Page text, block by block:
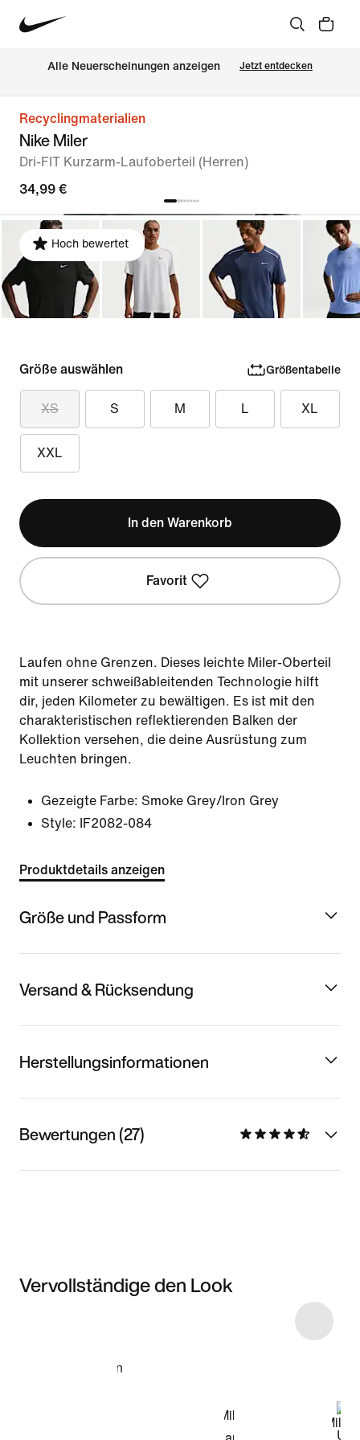
Alle Neuerscheinungen anzeigen Jetzt entdecken
Recyclingmaterialien
Nike Miler
Dri-FIT Kurzarm-Laufoberteil (Herren)
34,99 €
Hoch bewertet
Größe auswählen Größentabelle
XS S M L XL
XXL
In den Warenkorb
Favorit
Laufen ohne Grenzen. Dieses leichte Miler-Oberteil
mit unserer schweißableitenden Technologie hilft
dir, jeden Kilometer zu bewältigen. Es ist mit den
charakteristischen reflektierenden Balken der
Kollektion versehen, die deine Ausrüstung zum
Leuchten bringen.
Gezeigte Farbe: Smoke Grey/Iron Grey
Style:
IF2082-084
Produktdetails anzeigen
Größe und Passform
Versand & Rücksendung
Herstellungsinformationen
Bewertungen (27)
Vervollständige den Look
Modell anzeigen